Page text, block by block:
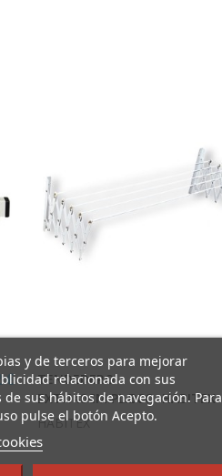
€
TENDEDERO
EXT.140CM.PL.BCO. HABITEX
HABITEX
y de terceros para mejorar
relacionada con sus
sus hábitos de navegación. Para
pulse el botón Acepto.